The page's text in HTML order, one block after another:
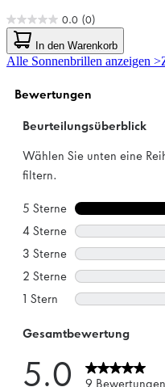
0.0 (0)
0.0
von
5
Sternen.
In den Warenkorb
Alle Sonnenbrillen anzeigen >